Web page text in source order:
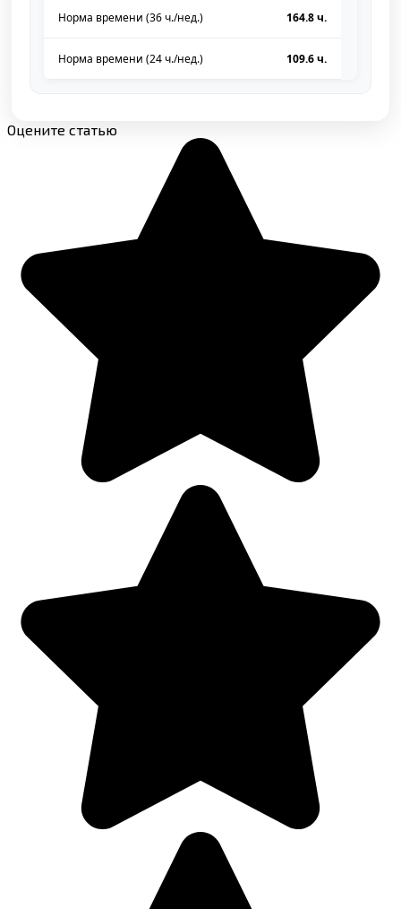
Норма времени (36 ч./нед.) 164.8 ч.
Норма времени (24 ч./нед.) 109.6 ч.
Оцените статью